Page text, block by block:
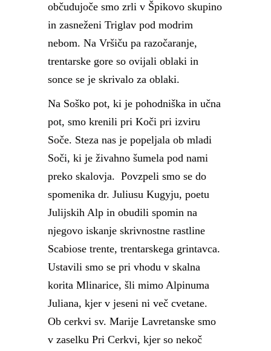
občudujoče smo zrli v Špikovo skupino
in zasneženi Triglav pod modrim
nebom. Na Vršiču pa razočaranje,
trentarske gore so ovijali oblaki in
sonce se je skrivalo za oblaki.
Na Soško pot, ki je pohodniška in učna
pot, smo krenili pri Koči pri izviru
Soče. Steza nas je popeljala ob mladi
Soči, ki je živahno šumela pod nami
preko skalovja. Povzpeli smo se do
spomenika dr. Juliusu Kugyju, poetu
Julijskih Alp in obudili spomin na
njegovo iskanje skrivnostne rastline
Scabiose trente, trentarskega grintavca.
Ustavili smo se pri vhodu v skalna
korita Mlinarice, šli mimo Alpinuma
Juliana, kjer v jeseni ni več cvetane.
Ob cerkvi sv. Marije Lavretanske smo
v zaselku Pri Cerkvi, kjer so nekoč